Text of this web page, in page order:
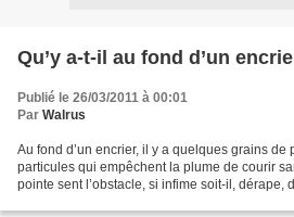
Qu’y a-t-il au fond d’un
Publié le 26/03/2011 à 00:01
Par Walrus
Au fond d’un encrier, il y a quelques grains
particules qui empêchent la plume de courir
pointe sent l’obstacle, si infime soit-il, dérape,